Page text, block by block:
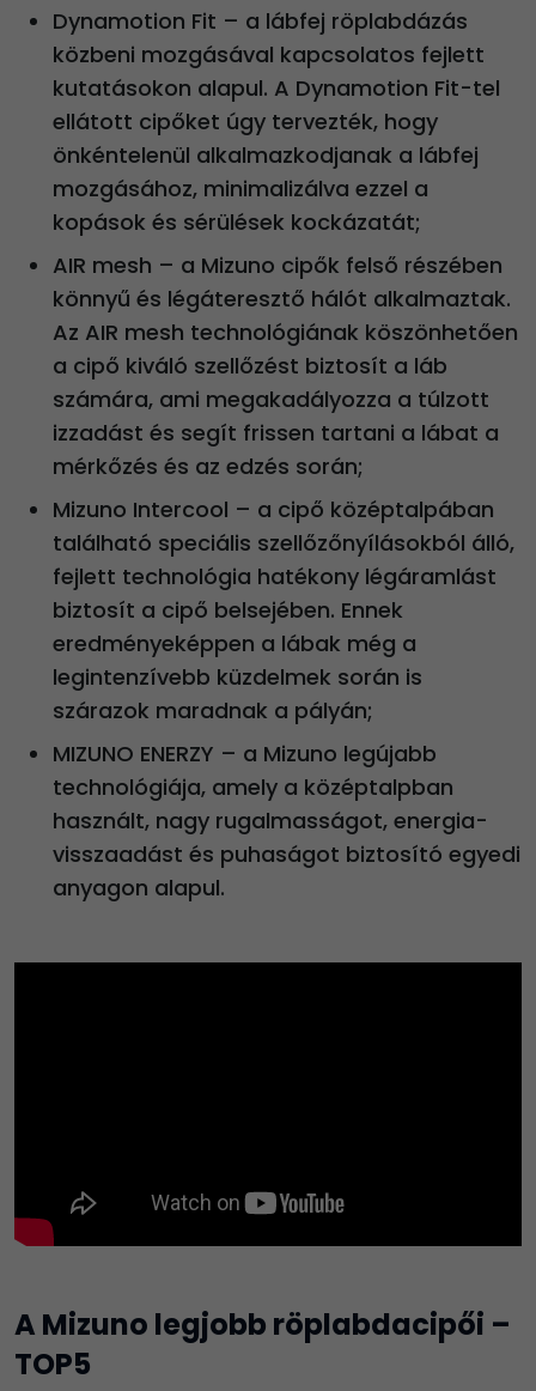
Dynamotion Fit – a lábfej röplabdázás
közbeni mozgásával kapcsolatos fejlett
kutatásokon alapul. A Dynamotion Fit-tel
ellátott cipőket úgy tervezték, hogy
önkéntelenül alkalmazkodjanak a lábfej
mozgásához, minimalizálva ezzel a
kopások és sérülések kockázatát;
AIR mesh – a Mizuno cipők felső részében
könnyű és légáteresztő hálót alkalmaztak.
Az AIR mesh technológiának köszönhetően
a cipő kiváló szellőzést biztosít a láb
számára, ami megakadályozza a túlzott
izzadást és segít frissen tartani a lábat a
mérkőzés és az edzés során;
Mizuno Intercool – a cipő középtalpában
található speciális szellőzőnyílásokból álló,
fejlett technológia hatékony légáramlást
biztosít a cipő belsejében. Ennek
eredményeképpen a lábak még a
legintenzívebb küzdelmek során is
szárazok maradnak a pályán;
MIZUNO ENERZY – a Mizuno legújabb
technológiája, amely a középtalpban
használt, nagy rugalmasságot, energia-
visszaadást és puhaságot biztosító egyedi
anyagon alapul.
A Mizuno legjobb röplabdacipői –
TOP5